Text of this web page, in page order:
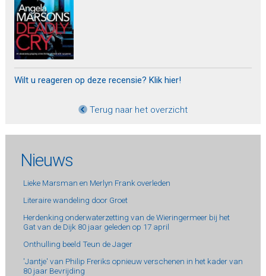
Wilt u reageren op deze recensie? Klik hier!
Terug naar het overzicht
Nieuws
Lieke Marsman en Merlyn Frank overleden
Literaire wandeling door Groet
Herdenking onderwaterzetting van de Wieringermeer bij het
Gat van de Dijk 80 jaar geleden op 17 april
Onthulling beeld Teun de Jager
'Jantje' van Philip Freriks opnieuw verschenen in het kader van
80 jaar Bevrijding